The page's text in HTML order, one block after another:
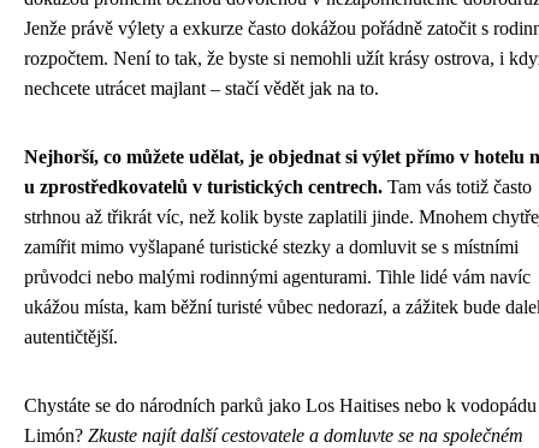
Jenže právě výlety a exkurze často dokážou pořádně zatočit s
rozpočtem. Není to tak, že byste si nemohli užít krásy ostrova, i
nechcete utrácet majlant – stačí vědět jak na to.
Nejhorší, co můžete udělat, je objednat si výlet přímo v hotelu
u zprostředkovatelů v turistických centrech. Tam vás totiž často
strhnou až třikrát víc, než kolik byste zaplatili jinde. Mnohem
zamířit mimo vyšlapané turistické stezky a domluvit se s místními
průvodci nebo malými rodinnými agenturami. Tihle lidé vám navíc
ukážou místa, kam běžní turisté vůbec nedorazí, a zážitek bude
autentičtější.
Chystáte se do národních parků jako Los Haitises nebo k
Limón? Zkuste najít další cestovatele a domluvte se na společném